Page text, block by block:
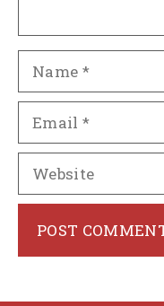
Website